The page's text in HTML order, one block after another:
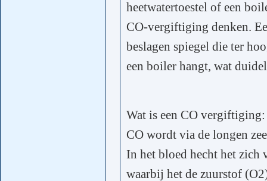
heetwatertoestel of een
CO-vergiftiging denken.
beslagen spiegel die ter
een boiler hangt, wat
Wat is een CO vergiftiging:
CO wordt via de longen
In het bloed hecht het zich
waarbij het de zuurstof